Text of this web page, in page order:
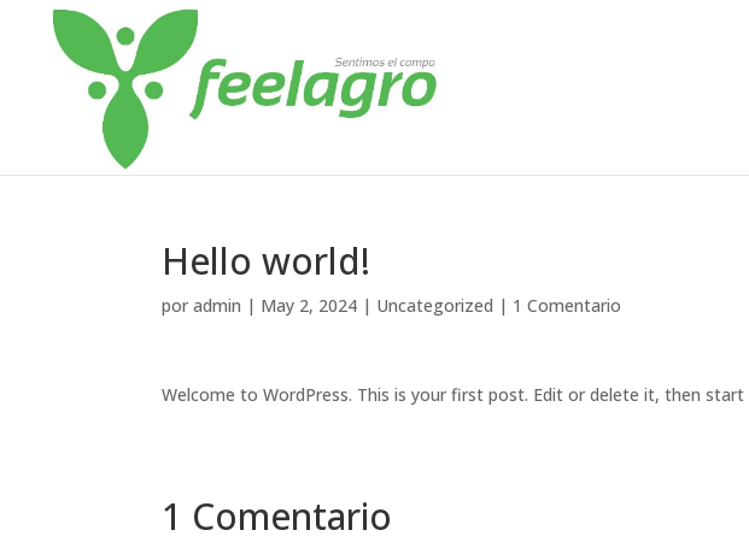
Hello world!
poradmin | May 2, 2024 | Uncategorized | 1 Comentario
Welcome to WordPress. This is your first post. Edit or delete it, then start
1 Comentario